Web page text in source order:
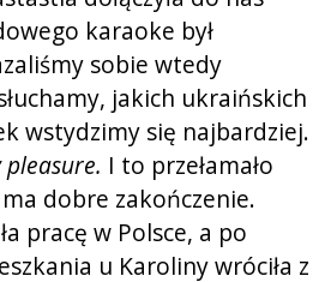
karaoke był
sobie wtedy
jakich ukraińskich
wstydzimy się najbardziej.
I to przełamało
dobre zakończenie.
pracę w Polsce, a po
u Karoliny wróciła z